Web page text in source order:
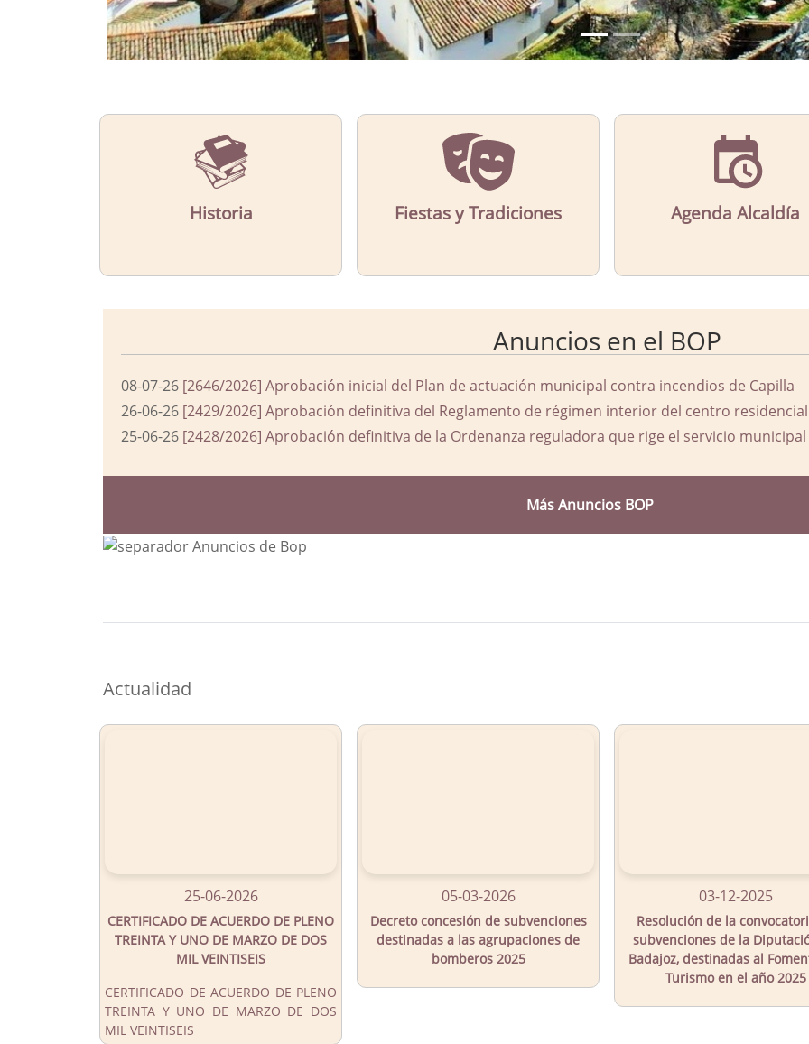
Historia Fiestas y Tradiciones Agenda Alcaldía
Anuncios en el BOP
08-07-26 [2646/2026] Aprobación inicial del Plan de actuación municipal contra incendios de Capilla
26-06-26 [2429/2026] Aprobación definitiva del Reglamento de régimen interior del centro
25-06-26 [2428/2026] Aprobación definitiva de la Ordenanza reguladora que rige el servicio
Más Anuncios BOP
Actualidad
25-06-2026
CERTIFICADO DE ACUERDO DE PLENO
TREINTA Y UNO DE MARZO DE DOS
MIL VEINTISEIS
CERTIFICADO DE ACUERDO DE PLENO
TREINTA Y UNO DE MARZO DE DOS
MIL VEINTISEIS
05-03-2026
Decreto concesión de subvenciones
destinadas a las agrupaciones de
bomberos 2025
03-12-2025
Resolución de la
subvenciones de la
Badajoz, destinadas al
Turismo en el año 2025